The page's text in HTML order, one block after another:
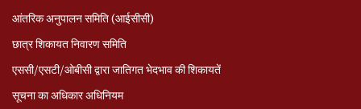
आंतरिक अनुपालन समिति (आईसीसी)
छात्र शिकायत निवारण समिति
एससी/एसटी/ओबीसी द्वारा जातिगत भेदभाव की शिकायतें
सूचना का अधिकार अधिनियम